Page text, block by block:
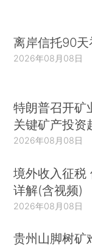
离岸信托90
2026年08月08日
特朗普召开矿
关键矿产投资
2026年08月08日
境外收入征税
详解(含视频)
2026年08月08日
贵州山脚树矿